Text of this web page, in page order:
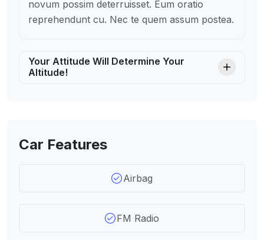
novum possim deterruisset. Eum oratio
reprehendunt cu. Nec te quem assum postea.
Your Attitude Will Determine Your
Altitude!
Car Features
Airbag
FM Radio